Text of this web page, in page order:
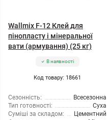
Wallmix F-12 Клей для
пінопласту і мінеральної
вати (армування) (25 кг)
В наявності
Код товару: 18661
Сезонність:
Всесезонна
Тип готовності:
Суха
Суміші за складом:
Цементний